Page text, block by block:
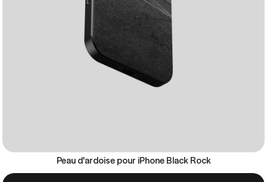
Peau d'ardoise pour iPhone Black Rock